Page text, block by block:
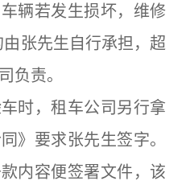
辆若发生损坏，维修
张先生自行承担，超
负责。
，租车公司另行拿
》要求张先生签字。
内容便签署文件，该